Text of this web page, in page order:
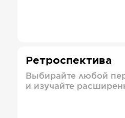
Ретроспектива
Выбирайте любой
и изучайте